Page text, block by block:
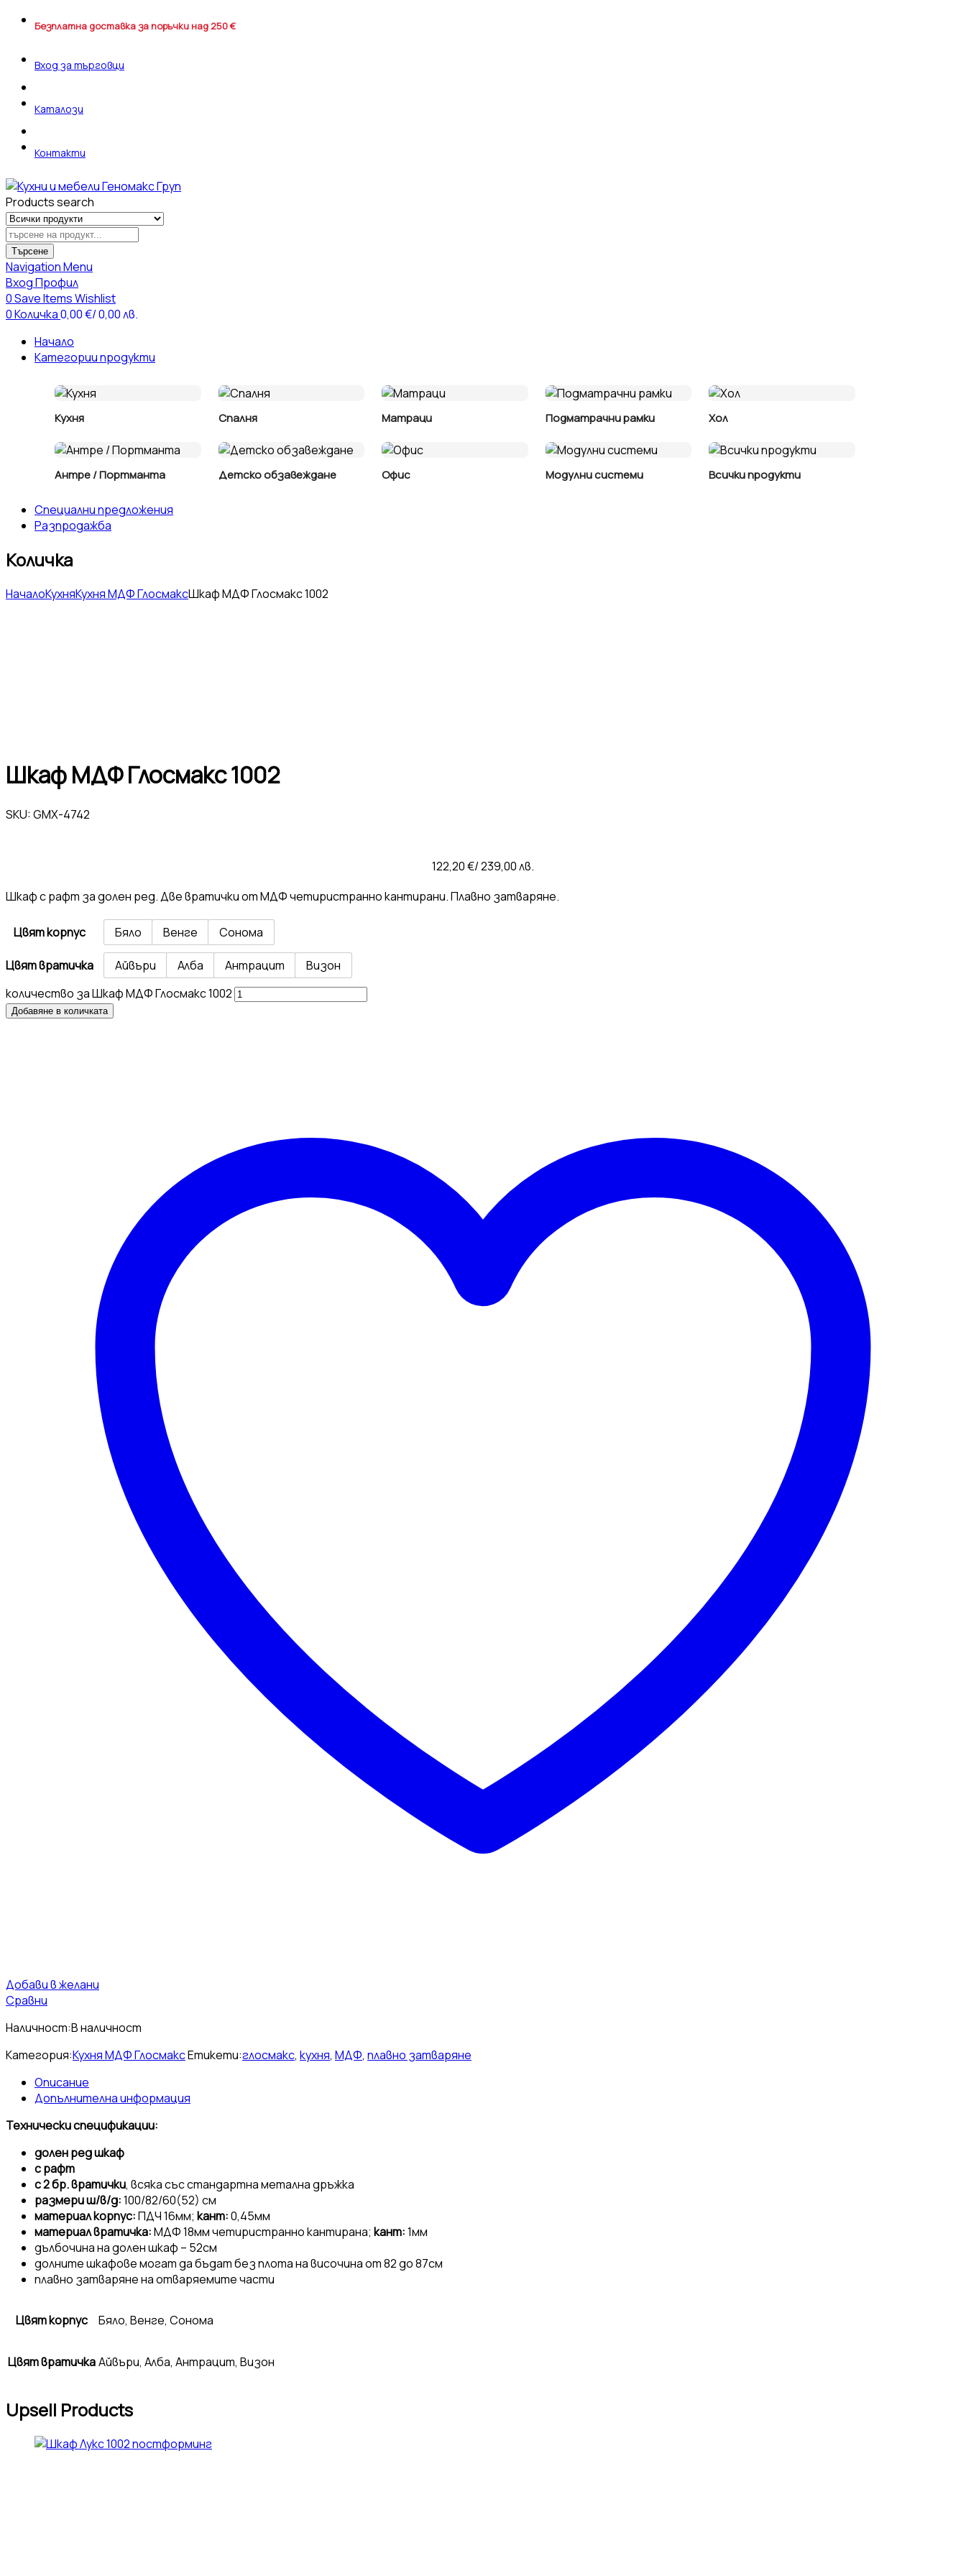
Безплатна доставка за поръчки над 250 €
Вход за търговци
Каталози
Контакти
Products search
Търсене
NavigationMenu
ВходПрофил
0Save ItemsWishlist
0Количка0,00€/ 0,00 лв.
Начало
Категории продукти
Кухня Спалня Матраци Подматрачни рамки Хол
Антре / Портманта Детско обзавеждане Офис Модулни системи Всички продукти
Специални предложения
Разпродажба
Количка
НачалоКухняКухня МДФ ГлосмаксШкаф МДФ Глосмакс 1002
Шкаф МДФ Глосмакс 1002
SKU:GMX-4742
122,20€/ 239,00 лв.
Шкаф с рафт за долен ред. Две вратички от МДФ четиристранно кантирани. Плавно затваряне.
Цвят корпус Бяло Венге Сонома
Цвят вратичка Айвъри Алба Антрацит
Визон
количество за Шкаф МДФ Глосмакс 1002
Добавяне в количката
Добави в желани
Сравни
Наличност:В наличност
Категория:Кухня МДФ ГлосмаксЕтикети:глосмакс, кухня, МДФ, плавно затваряне
Описание
Допълнителна информация
Технически спецификации:
долен ред шкаф
с рафт
с 2 бр. вратички, всяка със стандартна метална дръжка
размери ш/в/д:100/82/60(52) cм
материал корпус:ПДЧ 16мм; кант:0,45мм
материал вратичка:МДФ 18мм четиристранно кантирана; кант:1мм
дълбочина на долен шкаф – 52см
долните шкафове могат да бъдат без плота на височина от 82 до 87см
плавно затваряне на отваряемите части
Цвят корпус Бяло, Венге, Сонома
Цвят вратичкаАйвъри, Алба, Антрацит, Визон
Upsell Products